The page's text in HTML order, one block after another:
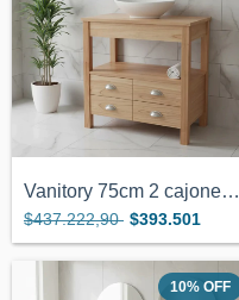
Vanitory 75cm 2 cajones para bacha de ap...
$437.222,90 $393.501
10% OFF